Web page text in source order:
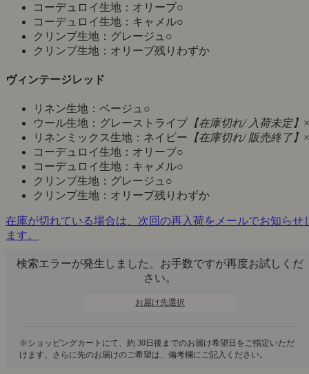
コーデュロイ生地：オリーブ○
コーデュロイ生地：キャメル○
クリンプ生地：グレージュ ○
クリンプ生地：オリーブ残りわずか
ヴィンテージレッド
リネン生地：ベージュ ○
ウール生地：グレーストライプ【在庫切れ/ 入荷未定】 ×
リネンミックス生地：ネイビー 【在庫切れ/ 販売終了】 ×
コーデュロイ生地：オリーブ○
コーデュロイ生地：キャメル○
クリンプ生地：グレージュ ○
クリンプ生地：オリーブ残りわずか
在庫が切れている場合は、次回の再入荷をメールでお知らせ
ます。
検索エラーが発生しました。お手数ですが再度お試しくだ
さい。
お届け先選択